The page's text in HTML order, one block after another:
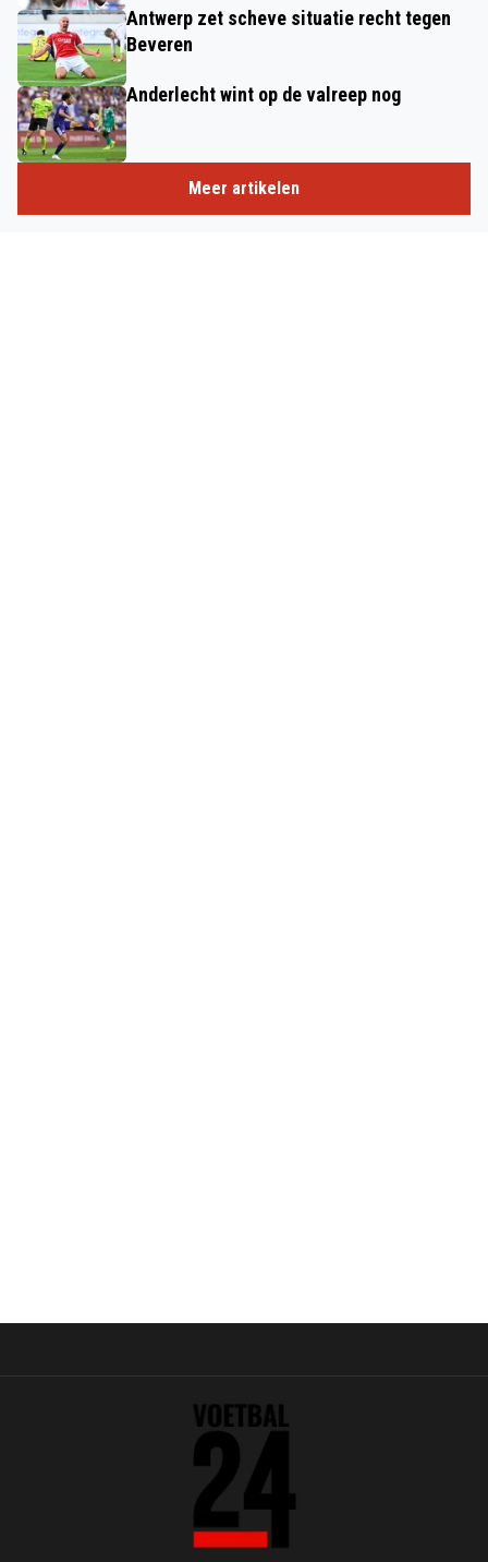
Antwerp zet scheve situatie recht tegen
Beveren
Anderlecht wint op de valreep nog
Meer artikelen